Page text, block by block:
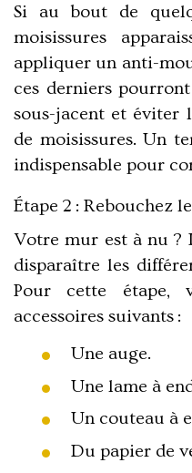
Si au bout de
moisissures
appliquer un anti-
ces derniers
sous-jacent et éviter
de moisissures. Un
indispensable pour
Étape 2 : Rebouchez
Votre mur est à nu ?
disparaître les
Pour cette étape,
accessoires suivants :
Une auge.
Une lame à
Un couteau à
Du papier de